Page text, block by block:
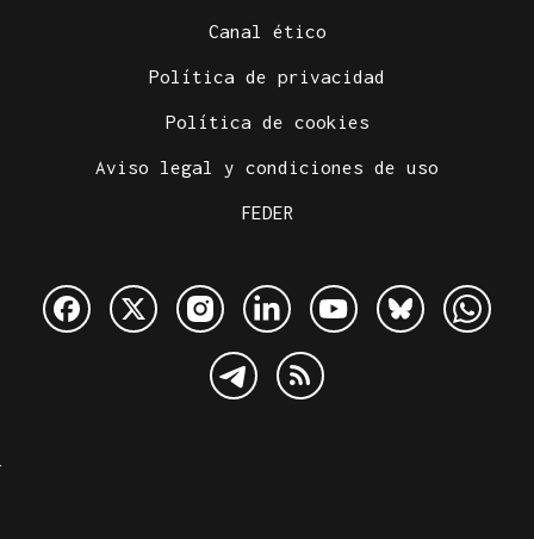
Canal ético
Política de privacidad
Política de cookies
Aviso legal y condiciones de uso
FEDER